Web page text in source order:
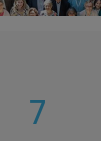
7